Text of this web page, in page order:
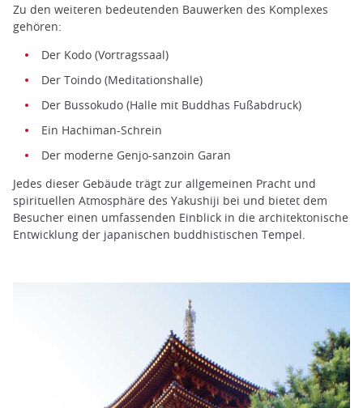
Zu den weiteren bedeutenden Bauwerken des Komplexes
gehören:
Der Kodo (Vortragssaal)
Der Toindo (Meditationshalle)
Der Bussokudo (Halle mit Buddhas Fußabdruck)
Ein Hachiman-Schrein
Der moderne Genjo-sanzoin Garan
Jedes dieser Gebäude trägt zur allgemeinen Pracht und
spirituellen Atmosphäre des Yakushiji bei und bietet dem
Besucher einen umfassenden Einblick in die architektonische
Entwicklung der japanischen buddhistischen Tempel.